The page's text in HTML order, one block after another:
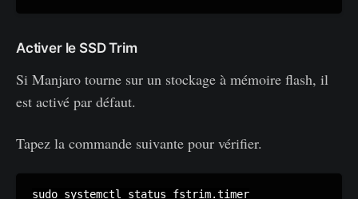
Activer le SSD Trim
Si Manjaro tourne sur un stockage à mémoire flash, il
est activé par défaut.
Tapez la commande suivante pour vérifier.
sudo systemctl status fstrim.timer